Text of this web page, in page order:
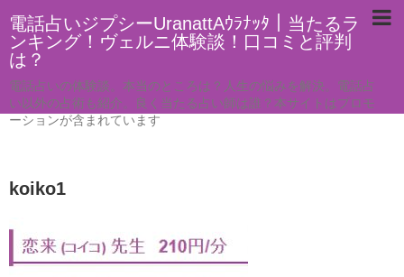
電話占いジプシーUranattAｳﾗﾅｯﾀ｜当たるラ
ンキング！ヴェルニ体験談！口コミと評判
は？
電話占いの体験談。本当のところは？人生の悩みを解決。電話占
い以外の占術も紹介。良く当たる占い師は誰？本サイトはプロモ
ーションが含まれています
koiko1